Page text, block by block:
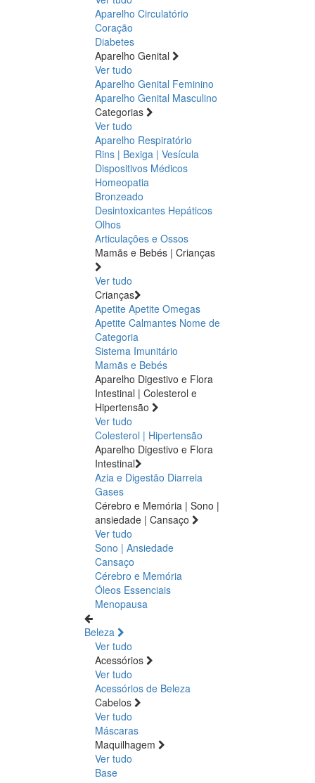
Aparelho Circulatório
Coração
Diabetes
Aparelho Genital
Ver tudo
Aparelho Genital Feminino
Aparelho Genital Masculino
Categorias
Ver tudo
Aparelho Respiratório
Rins | Bexiga | Vesícula
Dispositivos Médicos
Homeopatia
Bronzeado
Desintoxicantes Hepáticos
Olhos
Articulações e Ossos
Mamãs e Bebés | Crianças
Ver tudo
Crianças
Apetite Apetite Omegas
Apetite Calmantes Nome de
Categoria
Sistema Imunitário
Mamãs e Bebés
Aparelho Digestivo e Flora
Intestinal | Colesterol e
Hipertensão
Ver tudo
Colesterol | Hipertensão
Aparelho Digestivo e Flora
Intestinal
Azia e Digestão Diarreia
Gases
Cérebro e Memória | Sono |
ansiedade | Cansaço
Ver tudo
Sono | Ansiedade
Cansaço
Cérebro e Memória
Óleos Essenciais
Menopausa
Beleza
Ver tudo
Acessórios
Ver tudo
Acessórios de Beleza
Cabelos
Ver tudo
Máscaras
Maquilhagem
Ver tudo
Base